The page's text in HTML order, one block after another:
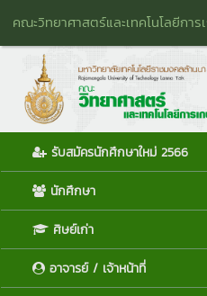
คณะวิทยาศาสตร์และเทคโนโลยีกา
รับสมัครนักศึกษาใหม่ 2566
นักศึกษา
ศิษย์เก่า
อาจารย์ / เจ้าหน้าที่